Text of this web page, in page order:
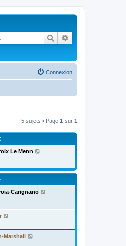
Rechercher
Connexion
5 sujets • Page 1 sur 1
Le Menn
Carignano
Marshall